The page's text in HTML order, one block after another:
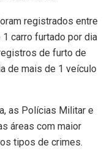
registrados entre
carro furtado por dia
de furto de
de mais de 1 veículo
as Polícias Militar e
áreas com maior
tipos de crimes.